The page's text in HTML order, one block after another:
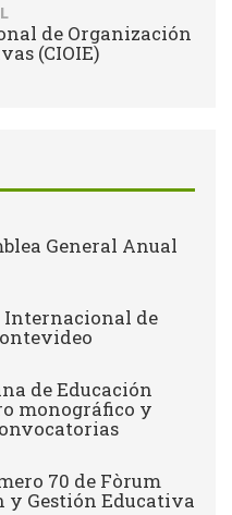
de Organización
(CIOIE)
General Anual
Internacional de
de Educación
monográfico y
70 de Fòrum
y Gestión Educativa